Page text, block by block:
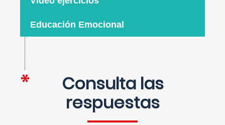
Educación Emocional
Consulta las
respuestas